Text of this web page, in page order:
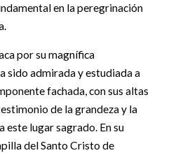
en la peregrinación
por su magnífica
sido admirada y estudiada a
fachada, con sus altas
de la grandeza y la
este lugar sagrado. En su
del Santo Cristo de